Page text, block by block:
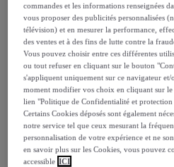
-31%
Gold Cerise Gris foncé
Vendu parOONOOK
commandes et les informations renseignées
vous proposer des publicités personnalisées
télévision) et en mesurer la performance,
des ventes et à des fins de lutte contre la
Vous pouvez choisir entre ces différentes
ou tout refuser en cliquant sur le bouton
s'appliquent uniquement sur ce navigateur
moment modifier vos choix en cliquant sur le
lien "Politique de Confidentialité et protection
Certains Cookies déposés sont également
notre service tel que ceux mesurant la
personnalisation de votre expérience et ne
en savoir plus sur les Cookies, vous pouvez
accessible ICI